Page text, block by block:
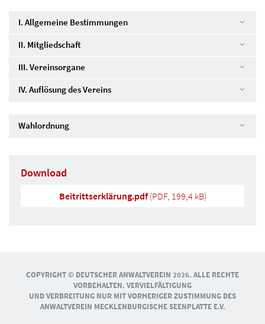
I. Allgemeine Bestimmungen
II. Mitgliedschaft
III. Vereinsorgane
IV. Auflösung des Vereins
Wahlordnung
Download
Beitrittserklärung.pdf(PDF, 199,4 kB)
COPYRIGHT © DEUTSCHER ANWALTVEREIN 2026. ALLE RECHTE
VORBEHALTEN. VERVIELFÄLTIGUNG
UND VERBREITUNG NUR MIT VORHERIGER ZUSTIMMUNG DES
ANWALTVEREIN MECKLENBURGISCHE SEENPLATTE E.V.